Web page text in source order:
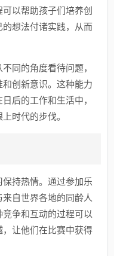
以帮助孩子们培养创
想法付诸实践，从而
同的角度看待问题，
创新意识。这种能力
后的工作和生活中，
时代的步伐。
持热情。通过参加乐
自世界各地的同龄人
争和互动的过程可以
让他们在比赛中获得